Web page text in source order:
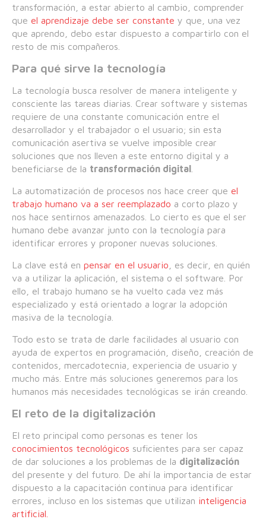
transformación, a estar abierto al cambio, comprender
que el aprendizaje debe ser constante y que, una vez
que aprendo, debo estar dispuesto a compartirlo con el
resto de mis compañeros.
Para qué sirve la tecnología
La tecnología busca resolver de manera inteligente y
consciente las tareas diarias. Crear software y sistemas
requiere de una constante comunicación entre el
desarrollador y el trabajador o el usuario; sin esta
comunicación asertiva se vuelve imposible crear
soluciones que nos lleven a este entorno digital y a
beneficiarse de la transformación digital
La automatización de procesos nos hace creer que el
trabajo humano va a ser reemplazado a corto plazo y
nos hace sentirnos amenazados. Lo cierto es que el ser
humano debe avanzar junto con la tecnología para
identificar errores y proponer nuevas soluciones.
La clave está en pensar en el usuario , es decir, en quién
va a utilizar la aplicación, el sistema o el software. Por
ello, el trabajo humano se ha vuelto cada vez más
especializado y está orientado a lograr la adopción
masiva de la tecnología.
Todo esto se trata de darle facilidades al usuario con
ayuda de expertos en programación, diseño, creación de
contenidos, mercadotecnia, experiencia de usuario y
mucho más. Entre más soluciones generemos para los
humanos más necesidades tecnológicas se irán creando.
El reto de la digitalización
El reto principal como personas es tener los
conocimientos tecnológicos suficientes para ser capaz
de dar soluciones a los problemas de la digitalización
del presente y del futuro. De ahí la importancia de estar
dispuesto a la capacitación continua para identificar
errores, incluso en los sistemas que utilizan inteligencia
artificial.